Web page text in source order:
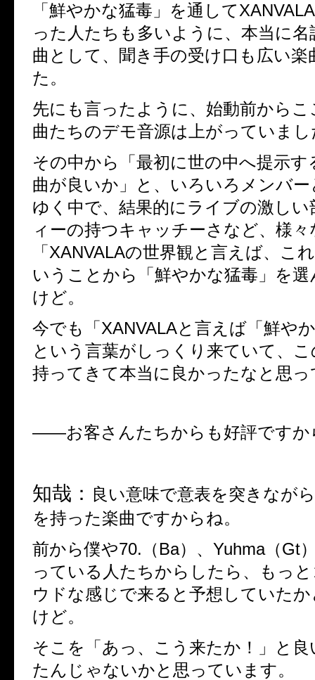
「鮮やかな猛毒」を通してXANVALA
った人たちも多いように、本当に
曲として、聞き手の受け口も広い楽
た。
先にも言ったように、始動前から
曲たちのデモ音源は上がっていまし
その中から「最初に世の中へ提示
曲が良いか」と、いろいろメンバ
ゆく中で、結果的にライブの激し
ィーの持つキャッチーさなど、様
「 XANVALAの世界観と言えば、こ
いうことから「鮮やかな猛毒」を
けど。
今でも「 XANVALAと言えば「鮮や
という言葉がしっくり来ていて、
持ってきて本当に良かったなと思
――お客さんたちからも好評ですか
知哉： 良い意味で意表を突きなが
を持った楽曲ですからね。
前から僕や70.（Ba）、Yuhma（Gt
っている人たちからしたら、もっ
ウドな感じで来ると予想していた
けど。
そこを「あっ、こう来たか！」と
たんじゃないかと思っています。